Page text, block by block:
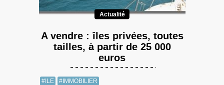
Actualité
A vendre : îles privées, toutes
tailles, à partir de 25 000
euros
#ILE #IMMOBILIER